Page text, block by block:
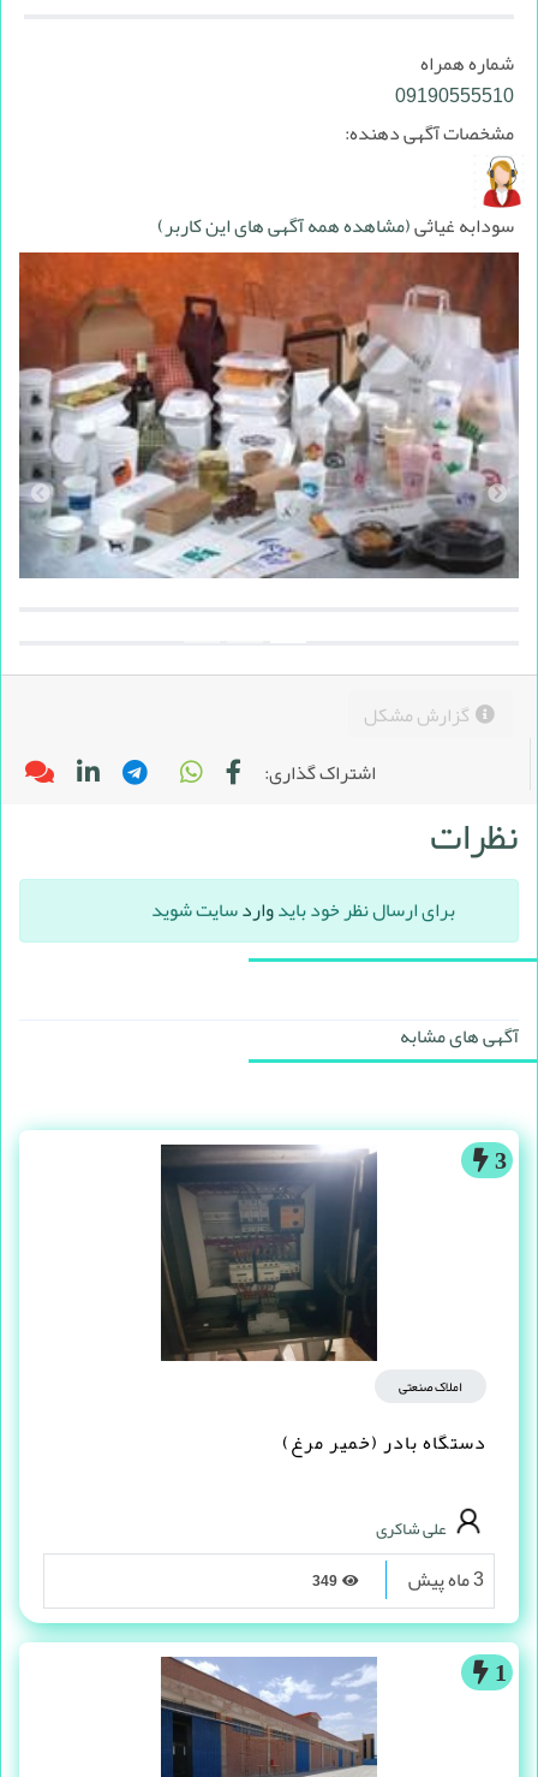
شماره همراه
09190555510
مشخصات آگهی دهنده:
سودابه غیاثی(مشاهده همه آگهی های این کاربر)
گزارش مشکل
اشتراک گذاری:
نظرات
برای ارسال نظر خود بایدواردسایت شوید
آگهی های مشابه
3
املاک صنعتی
دستگاه بادر (خمیر مرغ)
علی شاکری
3 ماه پیش
1